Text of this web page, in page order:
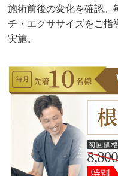
施術前後の変化を確認。
チ・エクササイズをご指
実施。